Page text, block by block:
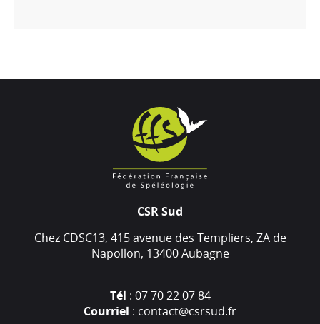
CSR Sud
Chez CDSC13, 415 avenue des Templiers, ZA de
Napollon, 13400 Aubagne
Tél : 07 70 22 07 84
Courriel : contact@csrsud.fr